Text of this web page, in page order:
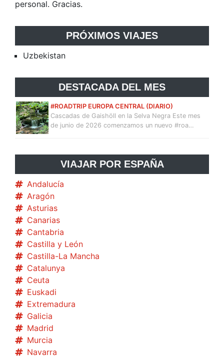
personal. Gracias.
PRÓXIMOS VIAJES
Uzbekistan
DESTACADA DEL MES
#ROADTRIP EUROPA CENTRAL (DIARIO)
Cascadas de Gaishöll en la Selva Negra Este mes
de junio de 2026 comenzamos un nuevo #roa…
VIAJAR POR ESPAÑA
Andalucía
Aragón
Asturias
Canarias
Cantabria
Castilla y León
Castilla-La Mancha
Catalunya
Ceuta
Euskadi
Extremadura
Galicia
Madrid
Murcia
Navarra